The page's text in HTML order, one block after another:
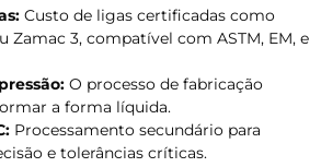
Custo de ligas certificadas como
Zamac 3, compatível com ASTM, EM, e
O processo de fabricação
a forma líquida.
Processamento secundário para
e tolerâncias críticas.